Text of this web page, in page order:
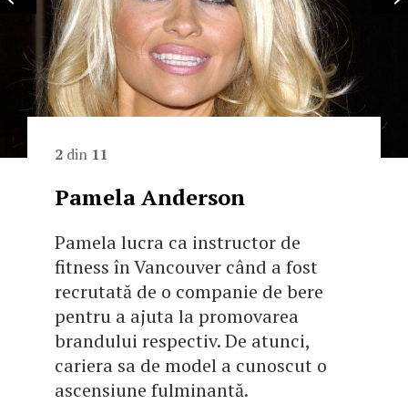
2 din 11
Pamela Anderson
Pamela lucra ca instructor de
fitness în Vancouver când a fost
recrutată de o companie de bere
pentru a ajuta la promovarea
brandului respectiv. De atunci,
cariera sa de model a cunoscut o
ascensiune fulminantă.